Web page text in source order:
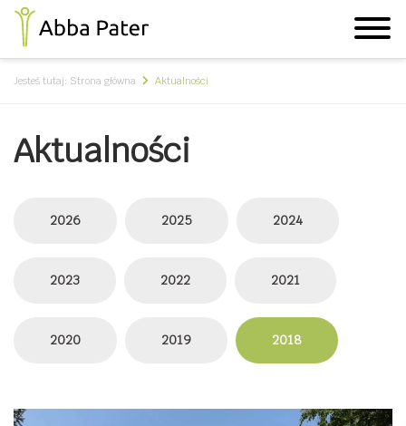
Jesteś tutaj: Strona główna Aktualności
Aktualności
2026 2025 2024
2023 2022 2021
2020 2019 2018